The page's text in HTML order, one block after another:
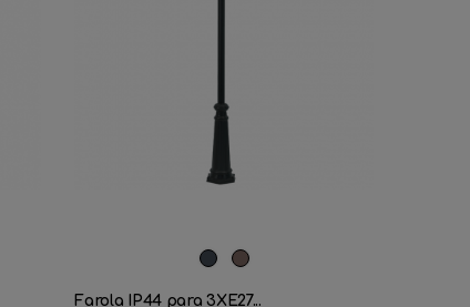
NegroMarrón
Farola IP44 para 3XE27...